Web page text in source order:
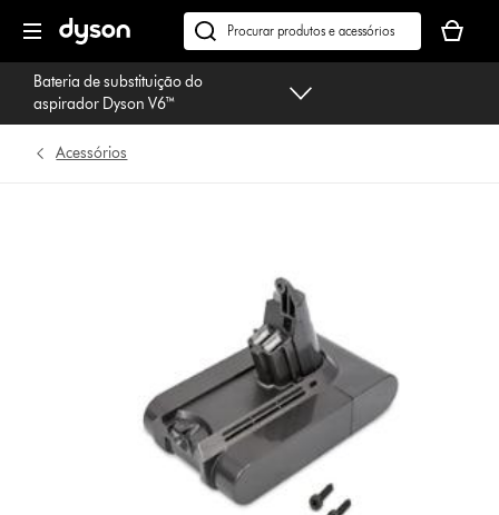
seguinte
Pesquisar
em
dyson.pt
seu
cesto
Bateria de substituição do
aspirador Dyson V6™
Acessórios